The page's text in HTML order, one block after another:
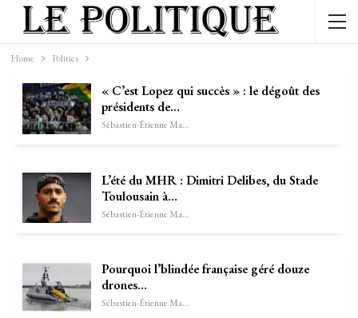
Home Politics
« C’est Lopez qui succès » : le dégoût des
présidents de…
Sébastien-Étienne Marechal
L’été du MHR : Dimitri Delibes, du Stade
Toulousain à…
Sébastien-Étienne Marechal
Pourquoi l’blindée française géré douze
drones…
Sébastien-Étienne Marechal